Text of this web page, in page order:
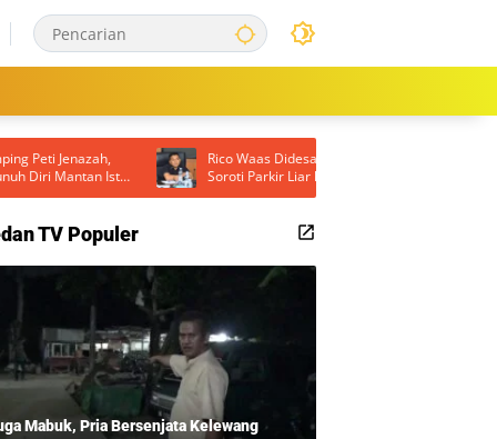
Rico Waas Didesak Turun Langsung, DPRD
Soroti Parkir Liar hingga Lampu Jalan Padam
di Medan
TV Populer
Mabuk, Pria Bersenjata Kelewang